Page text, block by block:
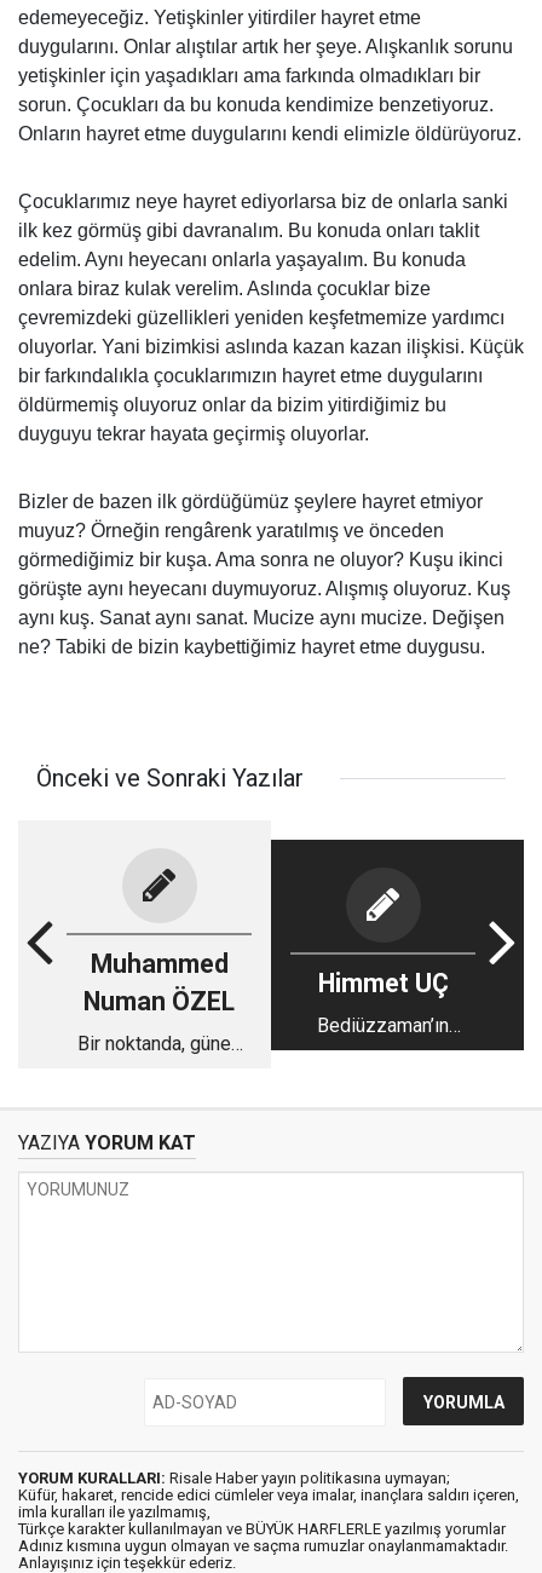
edemeyeceğiz. Yetişkinler yitirdiler hayret etme
duygularını. Onlar alıştılar artık her şeye. Alışkanlık sorunu
yetişkinler için yaşadıkları ama farkında olmadıkları bir
sorun. Çocukları da bu konuda kendimize benzetiyoruz.
Onların hayret etme duygularını kendi elimizle öldürüyoruz.
Çocuklarımız neye hayret ediyorlarsa biz de onlarla sanki
ilk kez görmüş gibi davranalım. Bu konuda onları taklit
edelim. Aynı heyecanı onlarla yaşayalım. Bu konuda
onlara biraz kulak verelim. Aslında çocuklar bize
çevremizdeki güzellikleri yeniden keşfetmemize yardımcı
oluyorlar. Yani bizimkisi aslında kazan kazan ilişkisi. Küçük
bir farkındalıkla çocuklarımızın hayret etme duygularını
öldürmemiş oluyoruz onlar da bizim yitirdiğimiz bu
duyguyu tekrar hayata geçirmiş oluyorlar.
Bizler de bazen ilk gördüğümüz şeylere hayret etmiyor
muyuz? Örneğin rengârenk yaratılmış ve önceden
görmediğimiz bir kuşa. Ama sonra ne oluyor? Kuşu ikinci
görüşte aynı heyecanı duymuyoruz. Alışmış oluyoruz. Kuş
aynı kuş. Sanat aynı sanat. Mucize aynı mucize. Değişen
ne? Tabiki de bizin kaybettiğimiz hayret etme duygusu.
Önceki ve Sonraki Yazılar
Muhammed
Numan ÖZEL
Bir noktanda, güneş
Himmet UÇ
Bediüzzaman’ın
üslubu üzerine
YAZIYA YORUM KAT
YORUM KURALLARI: Risale Haber yayın politikasına uymayan;
Küfür, hakaret, rencide edici cümleler veya imalar, inançlara saldırı içeren,
imla kuralları ile yazılmamış,
Türkçe karakter kullanılmayan ve BÜYÜK HARFLERLE yazılmış yorumlar
Adınız kısmına uygun olmayan ve saçma rumuzlar onaylanmamaktadır.
Anlayışınız için teşekkür ederiz.